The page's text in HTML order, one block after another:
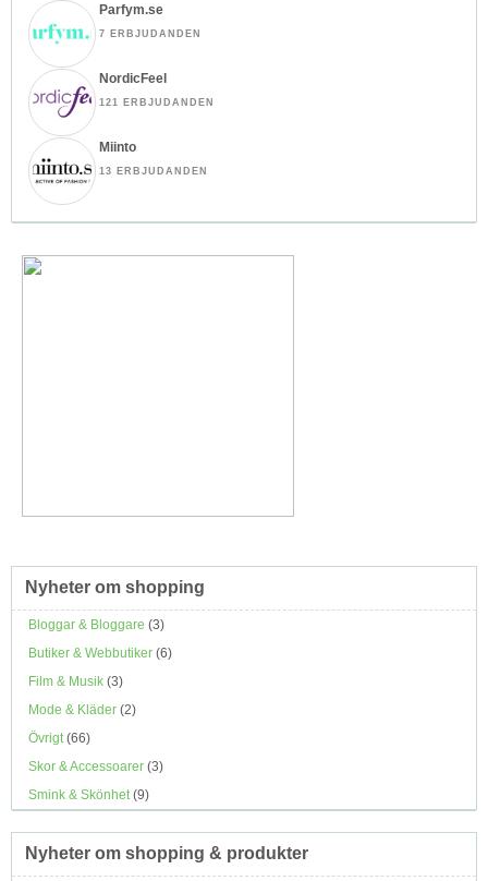
Parfym.se
7 ERBJUDANDEN
NordicFeel
121 ERBJUDANDEN
Miinto
13 ERBJUDANDEN
Nyheter om shopping
Bloggar & Bloggare (3)
Butiker & Webbutiker (6)
Film & Musik (3)
Mode & Kläder (2)
Övrigt(66)
Skor & Accessoarer (3)
Smink & Skönhet(9)
Nyheter om shopping & produkter